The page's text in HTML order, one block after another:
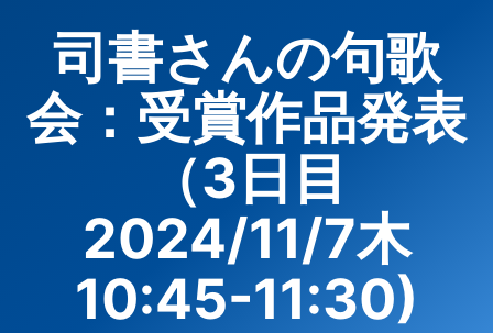
司書さんの句歌
会：受賞作品発表
（3日目
2024/11/7木
10:45-11:30)